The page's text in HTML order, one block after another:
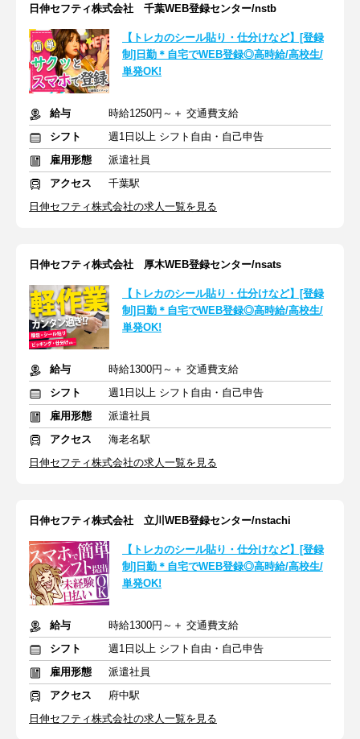
日伸セフティ株式会社 千葉WEB登録センター/nstb
【トレカのシール貼り・仕分けなど】[登録
制]日勤＊自宅でWEB登録◎高時給/高校生/
単発OK!
給与
時給1250円～＋ 交通費支給
シフト
週1日以上 シフト自由・自己申告
雇用形態
派遣社員
アクセス
千葉駅
日伸セフティ株式会社の求人一覧を見る
日伸セフティ株式会社 厚木WEB登録センター/nsats
【トレカのシール貼り・仕分けなど】[登録
制]日勤＊自宅でWEB登録◎高時給/高校生/
単発OK!
給与
時給1300円～＋ 交通費支給
シフト
週1日以上 シフト自由・自己申告
雇用形態
派遣社員
アクセス
海老名駅
日伸セフティ株式会社の求人一覧を見る
日伸セフティ株式会社 立川WEB登録センター/nstachi
【トレカのシール貼り・仕分けなど】[登録
制]日勤＊自宅でWEB登録◎高時給/高校生/
単発OK!
給与
時給1300円～＋ 交通費支給
シフト
週1日以上 シフト自由・自己申告
雇用形態
派遣社員
アクセス
府中駅
日伸セフティ株式会社の求人一覧を見る